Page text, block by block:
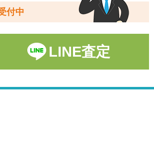
付中
LINE査定